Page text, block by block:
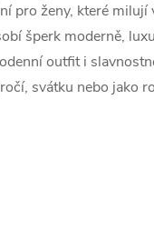
pro ženy, které milují
šperk moderně,
outfit i
svátku nebo jako